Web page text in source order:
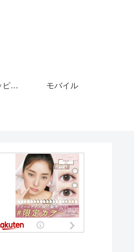
通販・ネットショッピング モバイル